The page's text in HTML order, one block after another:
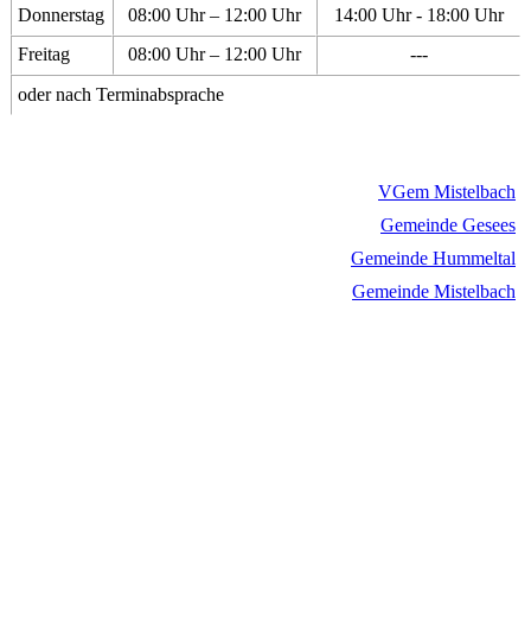
Donnerstag
08:00 Uhr – 12:00 Uhr
14:00 Uhr - 18:00 Uhr
Freitag
08:00 Uhr – 12:00 Uhr
---
oder nach Terminabsprache
VGem Mistelbach
Gemeinde Gesees
Gemeinde Hummeltal
Gemeinde Mistelbach